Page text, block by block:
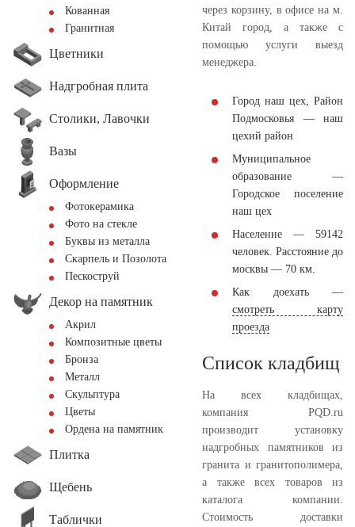
Кованная
Гранитная
Цветники
Надгробная плита
Столики, Лавочки
Вазы
Оформление
Фотокерамика
Фото на стекле
Буквы из металла
Скарпель и Позолота
Пескоструй
Декор на памятник
Акрил
Композитные цветы
Бронза
Металл
Скульптура
Цветы
Ордена на памятник
Плитка
Щебень
Таблички
через корзину, в офисе на м.
Китай город, а также с
помощью услуги выезд
менеджера.
Город наш цех, Район
Подмосковья — наш
цехий район
Муниципальное
образование —
Городское поселение
наш цех
Население — 59142
человек. Расстояние до
москвы — 70 км.
Как доехать —
смотреть карту
проезда
Список кладбищ
На всех кладбищах,
компания PQD.ru
производит установку
надгробных памятников из
гранита и гранитополимера,
а также всех товаров из
каталога компании.
Стоимость доставки